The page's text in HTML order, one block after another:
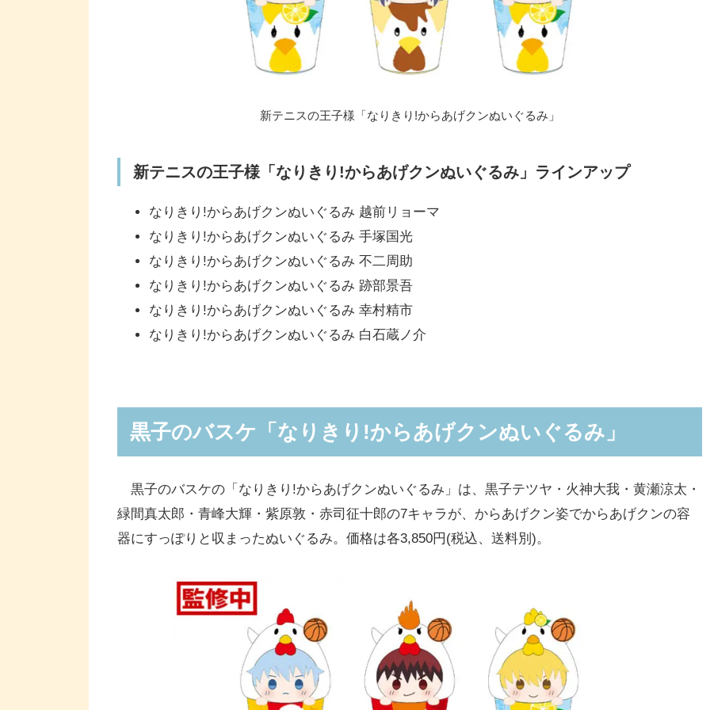
新テニスの王子様「なりきり!からあげクンぬいぐるみ」
新テニスの王子様「なりきり!からあげクンぬいぐるみ」ラインアップ
なりきり!からあげクンぬいぐるみ 越前リョーマ
なりきり!からあげクンぬいぐるみ 手塚国光
なりきり!からあげクンぬいぐるみ 不二周助
なりきり!からあげクンぬいぐるみ 跡部景吾
なりきり!からあげクンぬいぐるみ 幸村精市
なりきり!からあげクンぬいぐるみ 白石蔵ノ介
黒子のバスケ「なりきり!からあげクンぬいぐるみ」
黒子のバスケの「なりきり!からあげクンぬいぐるみ」は、黒子テツヤ・火神大我・黄瀬涼太・
緑間真太郎・青峰大輝・紫原敦・赤司征十郎の7キャラが、からあげクン姿でからあげクンの容
器にすっぽりと収まったぬいぐるみ。価格は各3,850円(税込、送料別)。